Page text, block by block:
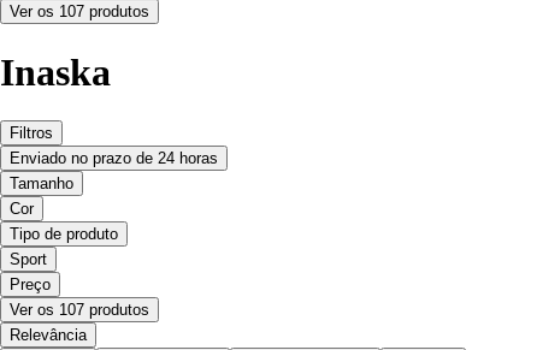
Ver os 107 produtos
Inaska
Filtros
Enviado no prazo de 24 horas
Tamanho
Cor
Tipo de produto
Sport
Preço
Ver os 107 produtos
Relevância